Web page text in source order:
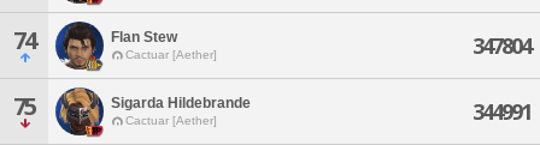
74 Flan Stew
Cactuar [Aether] 347804
75 Sigarda Hildebrande
Cactuar [Aether] 344991